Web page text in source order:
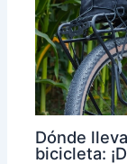
Dónde
bicicleta: